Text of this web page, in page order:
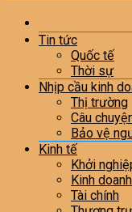
Tin tức
Quốc tế
Thời sự
Nhịp cầu kinh
Thị trường
Câu
Bảo vệ
Kinh tế
Khởi
Kinh doanh
Tài chính